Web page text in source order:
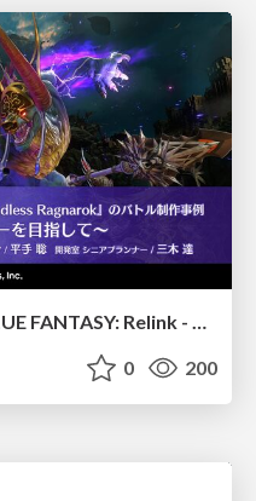
【CEDEC2026】『GRANBLUE FANTASY: Relink - Endless Ragnarok』のバトル制作事例 ～最高のキャラゲーを目指して～
0 200